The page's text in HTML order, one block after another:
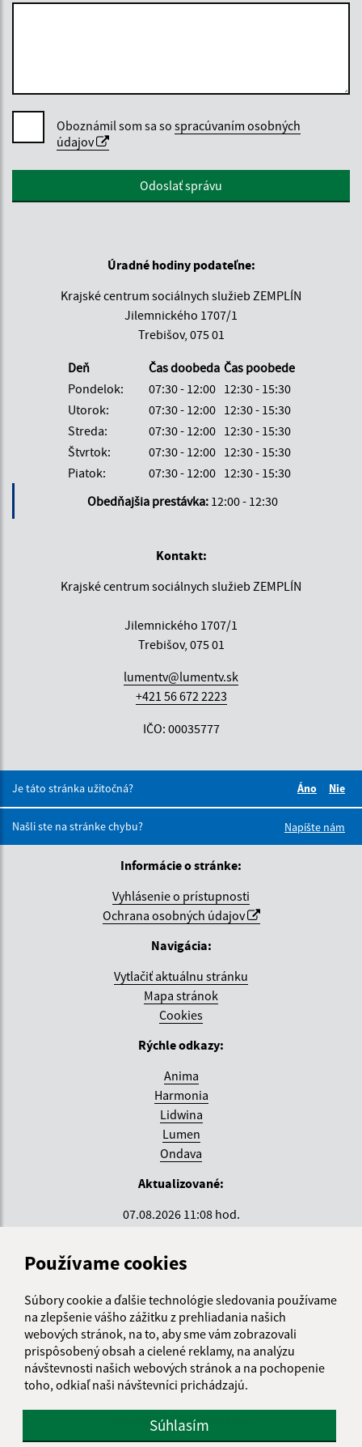
Používame cookies
Súbory cookie a ďalšie technológie sledovania používame
na zlepšenie vášho zážitku z prehliadania našich
webových stránok, na to, aby sme vám zobrazovali
prispôsobený obsah a cielené reklamy, na analýzu
návštevnosti našich webových stránok a na pochopenie
toho, odkiaľ naši návštevníci prichádzajú.
Súhlasím
Oboznámil som sa so spracúvaním osobných
údajov
Google reCaptcha ResponseOdoslať správu
Úradné hodiny podateľne:
Krajské centrum sociálnych služieb ZEMPLÍN
Jilemnického 1707/1
Trebišov, 075 01
Deň Čas doobeda Čas poobede
Pondelok:
07:30 - 12:00 12:30 - 15:30
Utorok:
07:30 - 12:00 12:30 - 15:30
Streda:
07:30 - 12:00 12:30 - 15:30
Štvrtok:
07:30 - 12:00 12:30 - 15:30
Piatok:
07:30 - 12:00 12:30 - 15:30
Obedňajšia prestávka: 12:00 - 12:30
Kontakt:
Krajské centrum sociálnych služieb ZEMPLÍN
Jilemnického 1707/1
Trebišov, 075 01
lumentv@lumentv.sk
+421 56 672 2223
IČO: 00035777
Je táto stránka užitočná?
Áno
Nie
Našli ste na stránke chybu?
Napíšte nám
Informácie o stránke:
Vyhlásenie o prístupnosti
Ochrana osobných údajov
Navigácia:
Vytlačiť aktuálnu stránku
Mapa stránok
Cookies
Rýchle odkazy:
Anima
Harmonia
Lidwina
Lumen
Ondava
Aktualizované:
07.08.2026 11:08 hod.
Správca obsahu je Krajské centrum sociálnych služieb
ZEMPLÍN.
Vytvorené v súlade sJednotným dizajn manuálom
elektronických služieb.
Zriaďovateľ organizácie: